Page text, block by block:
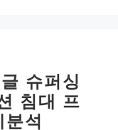
슈퍼싱
침대 프
석